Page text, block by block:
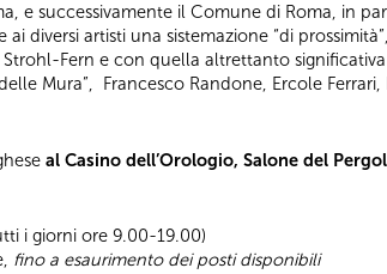
e successivamente il Comune di Roma, in
diversi artisti una sistemazione “di
Fern e con quella altrettanto
Mura”, Francesco Randone, Ercole
al Casino dell’Orologio, Salone del
i giorni ore 9.00-19.00)
fino a esaurimento dei posti disponibili